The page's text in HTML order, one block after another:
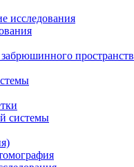
исследования
системы